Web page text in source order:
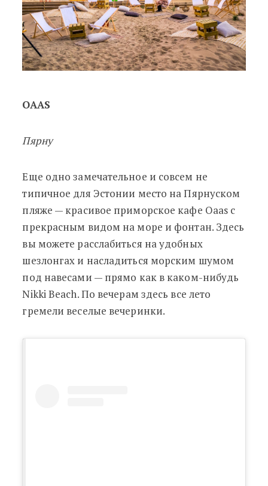
OAAS
Пярну
Еще одно замечательное и совсем не
типичное для Эстонии место на Пярнуском
пляже — красивое приморское кафе Oaas с
прекрасным видом на море и фонтан. Здесь
вы можете расслабиться на удобных
шезлонгах и насладиться морским шумом
под навесами — прямо как в каком-нибудь
Nikki Beach. По вечерам здесь все лето
гремели веселые вечеринки.